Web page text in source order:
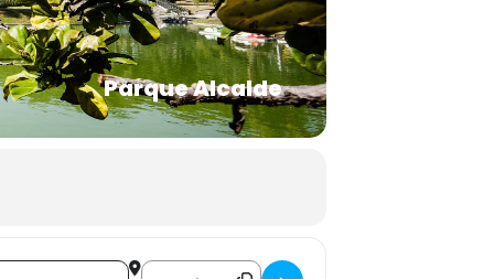
Parque Alcalde
Destination Address - CINEMALIVE []